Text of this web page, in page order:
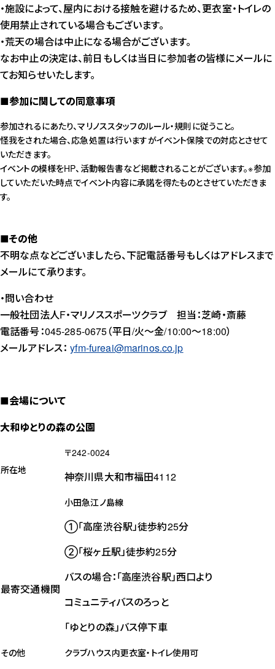
・施設によって、屋内における接触を避けるため、更衣室・トイレの
使用禁止されている場合もございます。
・荒天の場合は中止になる場合がございます。
なお中止の決定は、前日もしくは当日に参加者の皆様にメールに
てお知らせいたします。
■参加に関しての同意事項
参加されるにあたり、マリノススタッフのルール・規則に従うこと。
怪我をされた場合、応急処置は行いますがイベント保険での対応とさせて
いただきます。
イベントの模様をHP、活動報告書など掲載されることがございます。※参加
していただいた時点でイベント内容に承諾を得たものとさせていただきま
す。
■その他
不明な点などございましたら、下記電話番号もしくはアドレスまで
メールにて承ります。
・問い合わせ
一般社団法人F・マリノススポーツクラブ 担当：芝崎・斎藤
電話番号：045-285-0675（平日/火～金/10:00～18:00）
メールアドレス：yfm-fureai@marinos.co.jp
■会場について
大和ゆとりの森の公園
所在地
〒242-0024
神奈川県大和市福田4112
最寄交通機関
小田急江ノ島線
①「高座渋谷駅」徒歩約25分
②「桜ヶ丘駅」徒歩約25分
バスの場合：「高座渋谷駅」西口より
コミュニティバスのろっと
「ゆとりの森」バス停下車
その他 クラブハウス内更衣室・トイレ使用可